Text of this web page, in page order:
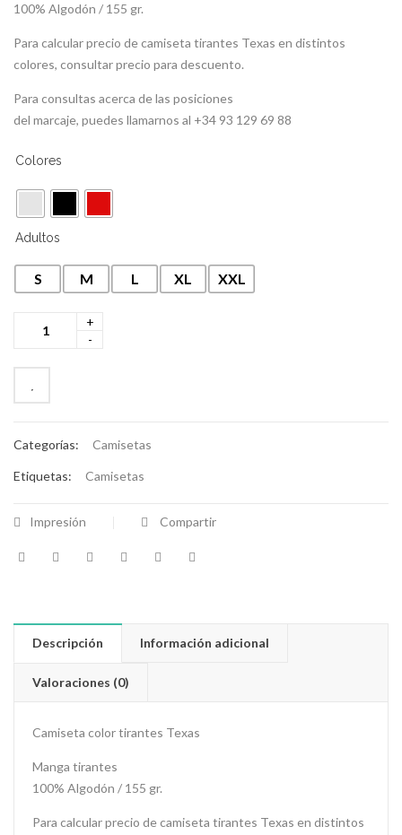
100% Algodón / 155 gr.
Para calcular precio de camiseta tirantes Texas en distintos
colores, consultar precio para descuento.
Para consultas acerca de las posiciones
del marcaje, puedes llamarnos al +34 93 129 69 88
Colores
Adultos
S M L XL XXL
Categorías: Camisetas
Etiquetas: Camisetas
Impresión Compartir
Descripción Información adicional
Valoraciones (0)
Camiseta color tirantes Texas
Manga tirantes
100% Algodón / 155 gr.
Para calcular precio de camiseta tirantes Texas en distintos